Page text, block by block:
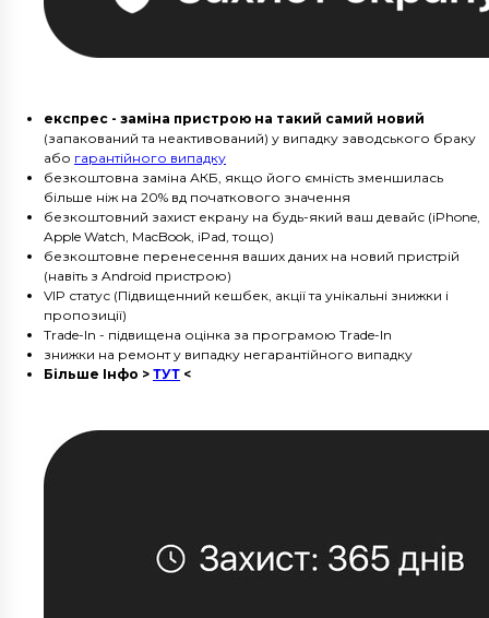
експрес - заміна пристрою на такий самий новий
(запакований та неактивований) у випадку заводського браку
або гарантійного випадку
безкоштовна заміна АКБ, якщо його ємність зменшилась
більше ніж на 20% вд початкового значення
безкоштовний захист екрану на будь-який ваш девайс (iPhone,
Apple Watch, MacBook, iPad, тощо)
безкоштовне перенесення ваших даних на новий пристрій
(навіть з Android пристрою)
VIP статус (Підвищенний кешбек, акції та унікальні знижки і
пропозиції)
Trade-In - підвищена оцінка за програмою Trade-In
знижки на ремонт у випадку негарантійного випадку
Більше Інфо > ТУТ <